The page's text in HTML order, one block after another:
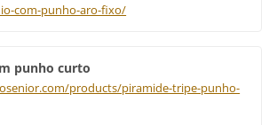
com-punho-aro-fixo/
punho curto
products/piramide-tripe-punho-